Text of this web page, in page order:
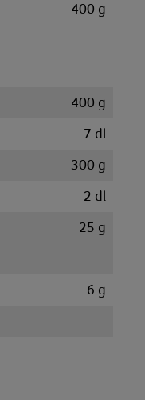
400 g
400 g
7 dl
300 g
2 dl
25 g
6 g